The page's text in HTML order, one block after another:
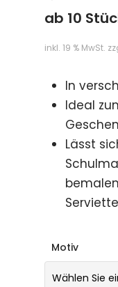
ab 10
inkl. 19 % MwSt.
In
Ideal
Lässt
Motiv
Wählen Sie